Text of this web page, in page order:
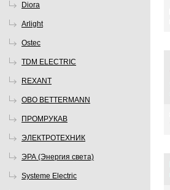
Diora
Arlight
Ostec
TDM ELECTRIC
REXANT
OBO BETTERMANN
ПРОМРУКАВ
ЭЛЕКТРОТЕХНИК
ЭРА (Энергия света)
Systeme Electric